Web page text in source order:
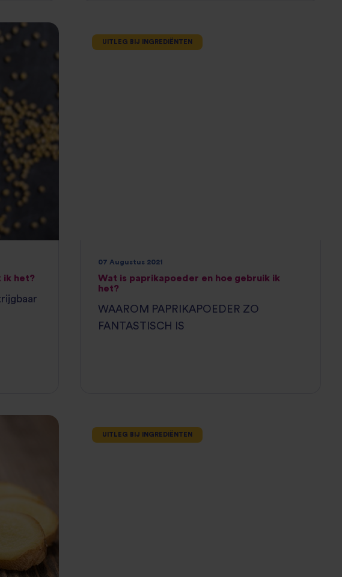
ik het?
UITLEG BIJ INGREDIËNTEN
07 Augustus 2021
Wat is paprikapoeder en hoe gebruik ik
het?
WAAROM PAPRIKAPOEDER ZO
FANTASTISCH IS
UITLEG BIJ INGREDIËNTEN